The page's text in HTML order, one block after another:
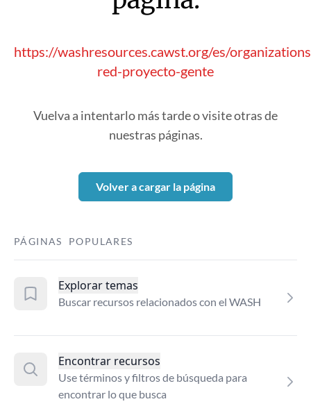
https://washresources.cawst.org/es/
red-proyecto-gente
Vuelva a intentarlo más tarde o visite otras de
nuestras páginas.
Volver a cargar la página
PÁGINAS POPULARES
Explorar temas
Buscar recursos relacionados con el WASH
Encontrar recursos
Use términos y filtros de búsqueda para
encontrar lo que busca